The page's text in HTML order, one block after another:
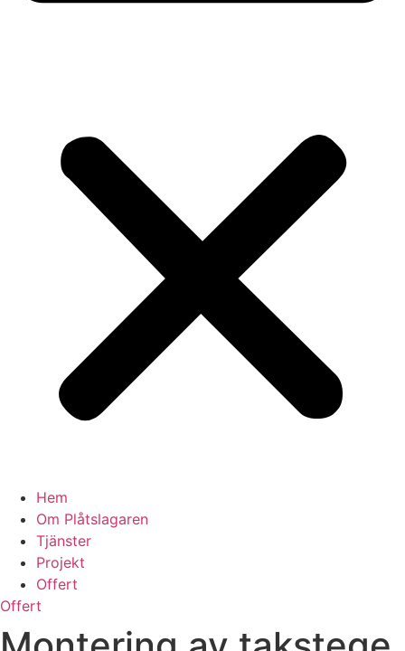
Hem
Om Plåtslagaren
Tjänster
Projekt
Offert
Offert